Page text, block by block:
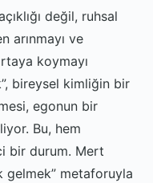
değil, ruhsal
arınmayı ve
koymayı
bireysel kimliğin bir
egonun bir
Bu, hem
bir durum. Mert
gelmek” metaforuyla